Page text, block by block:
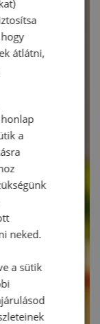
átlátni,
a
neked.
a sütik